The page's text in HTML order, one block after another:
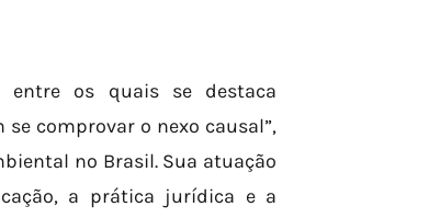
entre os quais se destaca
comprovar o nexo causal”,
no Brasil. Sua atuação
a prática jurídica e a